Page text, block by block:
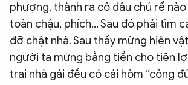
phượng, thành ra cô dâu chú rể
toàn chậu, phích… Sau đó phải tìm
đỡ chật nhà. Sau thấy mừng hiện
người ta mừng bằng tiền cho tiện
trai nhà gái đều có cái hòm “công